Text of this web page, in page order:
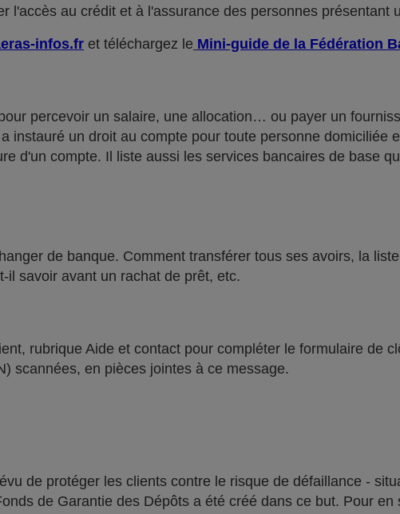
l'accès au crédit et à l'assurance des personnes présentant
infos.fr et téléchargez le Mini-guide de la Fédération
percevoir un salaire, une allocation… ou payer un
instauré un droit au compte pour toute personne domiciliée
d'un compte. Il liste aussi les services bancaires de base
de banque. Comment transférer tous ses avoirs, la
il savoir avant un rachat de prêt, etc.
rubrique Aide et contact pour compléter le formulaire de
scannées, en pièces jointes à ce message.
de protéger les clients contre le risque de défaillance -
de Garantie des Dépôts a été créé dans ce but. Pour en